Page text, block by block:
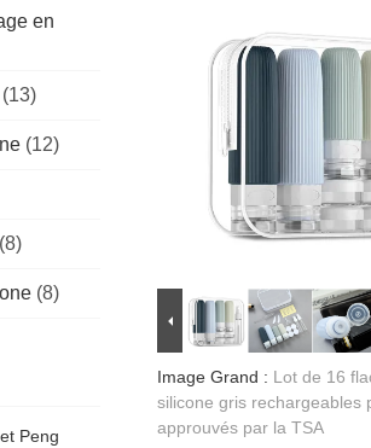
en
(13)
(12)
(8)
(8)
Peng
Image Grand : Lot de 16
silicone gris rechargeables
approuvés par la TSA